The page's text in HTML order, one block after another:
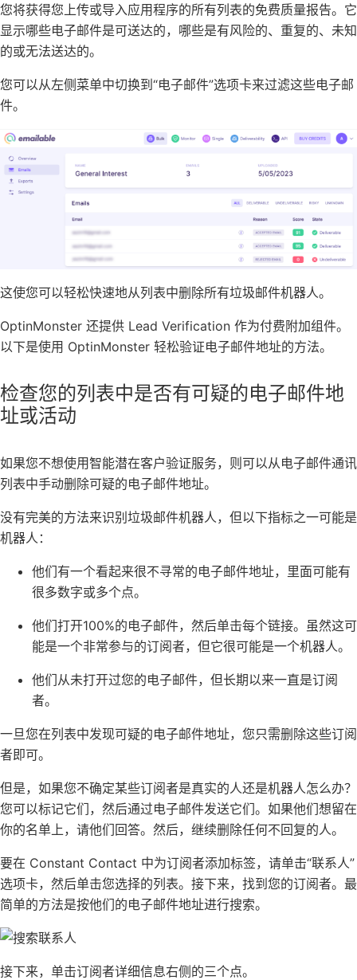
您将获得您上传或导入应用程序的所有列表的免费质量报告。它
显示哪些电子邮件是可送达的，哪些是有风险的、重复的、未知
的或无法送达的。
您可以从左侧菜单中切换到“电子邮件”选项卡来过滤这些电子邮
件。
这使您可以轻松快速地从列表中删除所有垃圾邮件机器人。
OptinMonster 还提供 Lead Verification 作为付费附加组件。
以下是使用 OptinMonster 轻松验证电子邮件地址的方法。
检查您的列表中是否有可疑的电子邮件地
址或活动
如果您不想使用智能潜在客户验证服务，则可以从电子邮件通讯
列表中手动删除可疑的电子邮件地址。
没有完美的方法来识别垃圾邮件机器人，但以下指标之一可能是
机器人：
他们有一个看起来很不寻常的电子邮件地址，里面可能有
很多数字或多个点。
他们打开100%的电子邮件，然后单击每个链接。虽然这可
能是一个非常参与的订阅者，但它很可能是一个机器人。
他们从未打开过您的电子邮件，但长期以来一直是订阅
者。
一旦您在列表中发现可疑的电子邮件地址，您只需删除这些订阅
者即可。
但是，如果您不确定某些订阅者是真实的人还是机器人怎么办？
您可以标记它们，然后通过电子邮件发送它们。如果他们想留在
你的名单上，请他们回答。然后，继续删除任何不回复的人。
要在 Constant Contact 中为订阅者添加标签，请单击“联系人”
选项卡，然后单击您选择的列表。接下来，找到您的订阅者。最
简单的方法是按他们的电子邮件地址进行搜索。
接下来，单击订阅者详细信息右侧的三个点。